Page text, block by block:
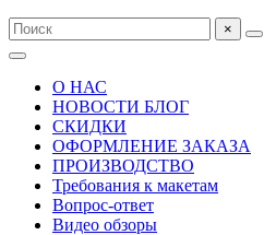
×
О НАС
НОВОСТИ БЛОГ
СКИДКИ
ОФОРМЛЕНИЕ ЗАКАЗА
ПРОИЗВОДСТВО
Требования к макетам
Вопрос-ответ
Видео обзоры